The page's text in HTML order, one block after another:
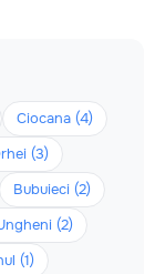
Ciocana (4)
(3)
Bubuieci (2)
(2)
(1)